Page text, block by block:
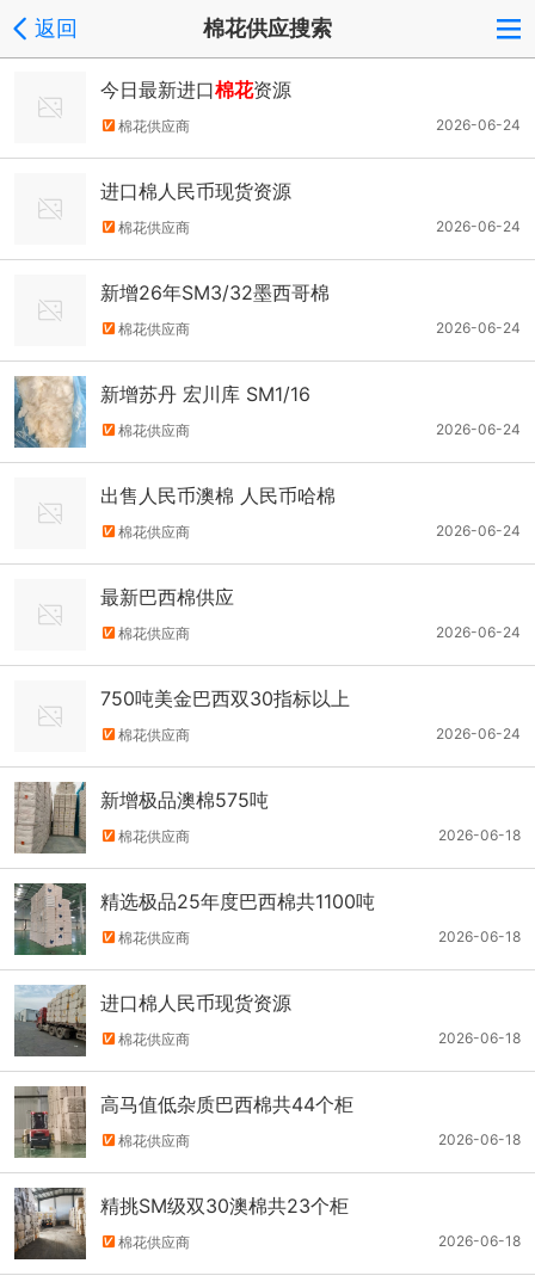
返回 棉花供应搜索
今‮最日‬新进口棉花资源
2026-06-24
棉花供应商
进口棉人民币现货资源
2026-06-24
棉花供应商
新增26年SM3/32墨西哥棉
2026-06-24
棉花供应商
新增苏丹 宏川库 SM1/16
2026-06-24
棉花供应商
出售人民币澳棉 人民币哈棉
2026-06-24
棉花供应商
最新巴西棉供应
2026-06-24
棉花供应商
750吨美金巴西双30指标以上
2026-06-24
棉花供应商
新增极品澳棉575吨
2026-06-18
棉花供应商
精选极品25年度巴西棉共1100吨
2026-06-18
棉花供应商
进口棉人民币现货资源
2026-06-18
棉花供应商
高马值低杂质巴西棉共44个柜
2026-06-18
棉花供应商
精挑SM级双30澳棉共23个柜
2026-06-18
棉花供应商